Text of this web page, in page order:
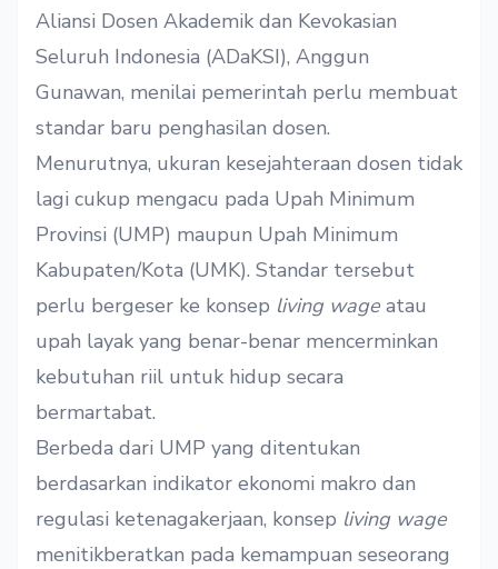
Aliansi Dosen Akademik dan Kevokasian
Seluruh Indonesia (ADaKSI), Anggun
Gunawan, menilai pemerintah perlu membuat
standar baru penghasilan dosen.
Menurutnya, ukuran kesejahteraan dosen tidak
lagi cukup mengacu pada Upah Minimum
Provinsi (UMP) maupun Upah Minimum
Kabupaten/Kota (UMK). Standar tersebut
perlu bergeser ke konsep living wage atau
upah layak yang benar-benar mencerminkan
kebutuhan riil untuk hidup secara
bermartabat.
Berbeda dari UMP yang ditentukan
berdasarkan indikator ekonomi makro dan
regulasi ketenagakerjaan, konsep living wage
menitikberatkan pada kemampuan seseorang